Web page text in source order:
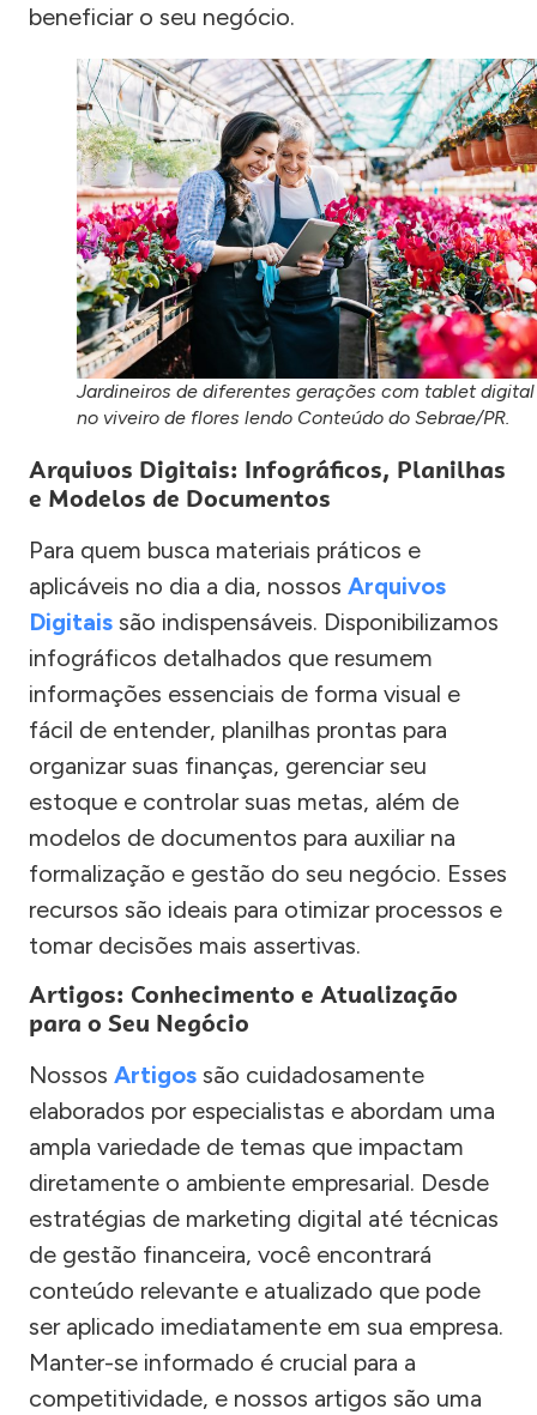
beneficiar o seu negócio.
Jardineiros de diferentes gerações com tablet digital
no viveiro de flores lendo Conteúdo do Sebrae/PR.
Arquivos Digitais: Infográficos, Planilhas
e Modelos de Documentos
Para quem busca materiais práticos e
aplicáveis no dia a dia, nossos Arquivos
Digitais são indispensáveis. Disponibilizamos
infográficos detalhados que resumem
informações essenciais de forma visual e
fácil de entender, planilhas prontas para
organizar suas finanças, gerenciar seu
estoque e controlar suas metas, além de
modelos de documentos para auxiliar na
formalização e gestão do seu negócio. Esses
recursos são ideais para otimizar processos e
tomar decisões mais assertivas.
Artigos: Conhecimento e Atualização
para o Seu Negócio
Nossos Artigos são cuidadosamente
elaborados por especialistas e abordam uma
ampla variedade de temas que impactam
diretamente o ambiente empresarial. Desde
estratégias de marketing digital até técnicas
de gestão financeira, você encontrará
conteúdo relevante e atualizado que pode
ser aplicado imediatamente em sua empresa.
Manter-se informado é crucial para a
competitividade, e nossos artigos são uma